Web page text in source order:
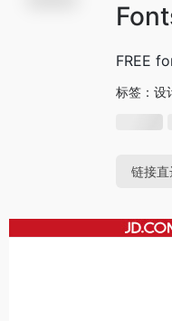
FREE
标签： 设
链接直